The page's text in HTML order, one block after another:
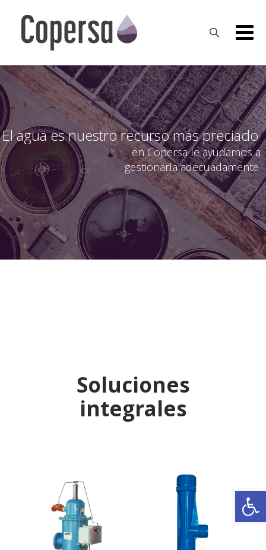
content
El agua es nuestro recurso más preciado
en Copersa le ayudamos a
gestionarla adecuadamente
Soluciones
integrales